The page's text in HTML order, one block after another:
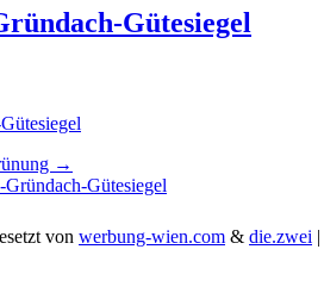
Gütesiegel
→
Gütesiegel
von werbung-wien.com & die.zwei |